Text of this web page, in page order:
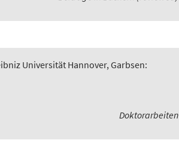
Universität Hannover, Garbsen:
Doktorarbeiten